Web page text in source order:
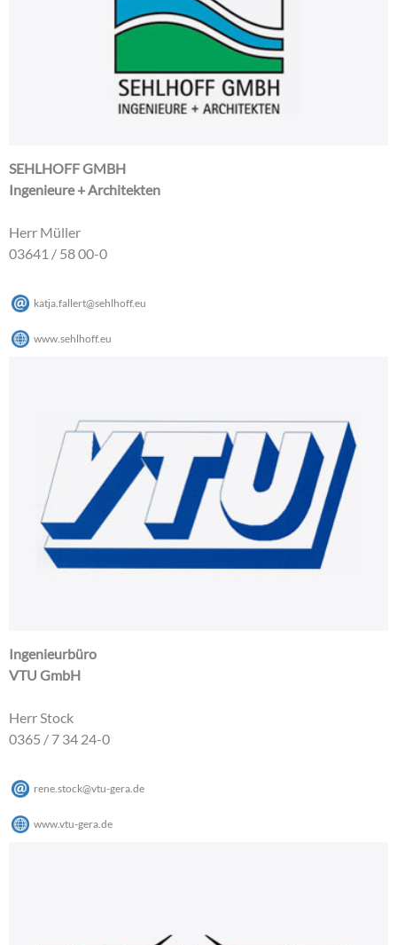
SEHLHOFF GMBH
Ingenieure + Architekten
Herr Müller
03641 / 58 00-0
katja.fallert@sehlhoff.eu
www.sehlhoff.eu
Ingenieurbüro
VTU GmbH
Herr Stock
0365 / 7 34 24-0
rene.stock@vtu-gera de
www.vtu-gera.de